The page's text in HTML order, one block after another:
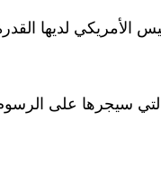
الأمريكي لديها
سيجرها على